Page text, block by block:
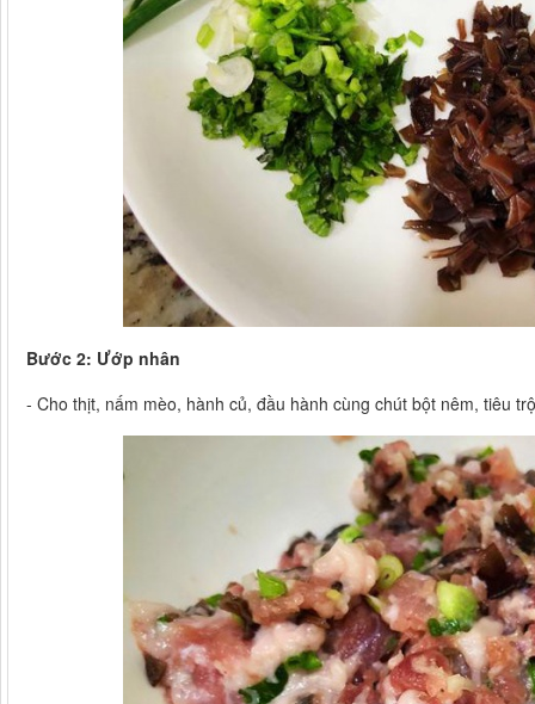
Bước 2: Ướp nhân
- Cho thịt, nấm mèo, hành củ, đầu hành cùng chút bột nêm, tiêu